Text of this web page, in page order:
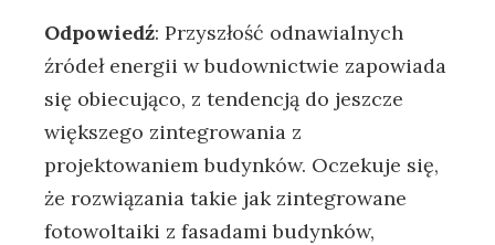
Odpowiedź: Przyszłość odnawialnych
źródeł energii​ w budownictwie zapowiada
się obiecująco, z tendencją ​do ​jeszcze
większego‍ zintegrowania z​
projektowaniem budynków. Oczekuje się,
że rozwiązania takie jak zintegrowane​
fotowoltaiki z fasadami budynków,​